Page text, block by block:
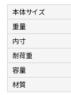
本体サイズ
重量
内寸
耐荷重
容量
材質